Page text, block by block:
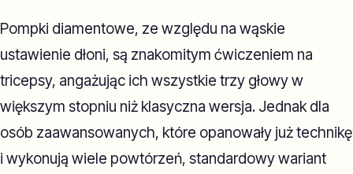
Pompki diamentowe, ze względu na wąskie
ustawienie dłoni, są znakomitym ćwiczeniem na
tricepsy, angażując ich wszystkie trzy głowy w
większym stopniu niż klasyczna wersja. Jednak dla
osób zaawansowanych, które opanowały już technikę
i wykonują wiele powtórzeń, standardowy wariant